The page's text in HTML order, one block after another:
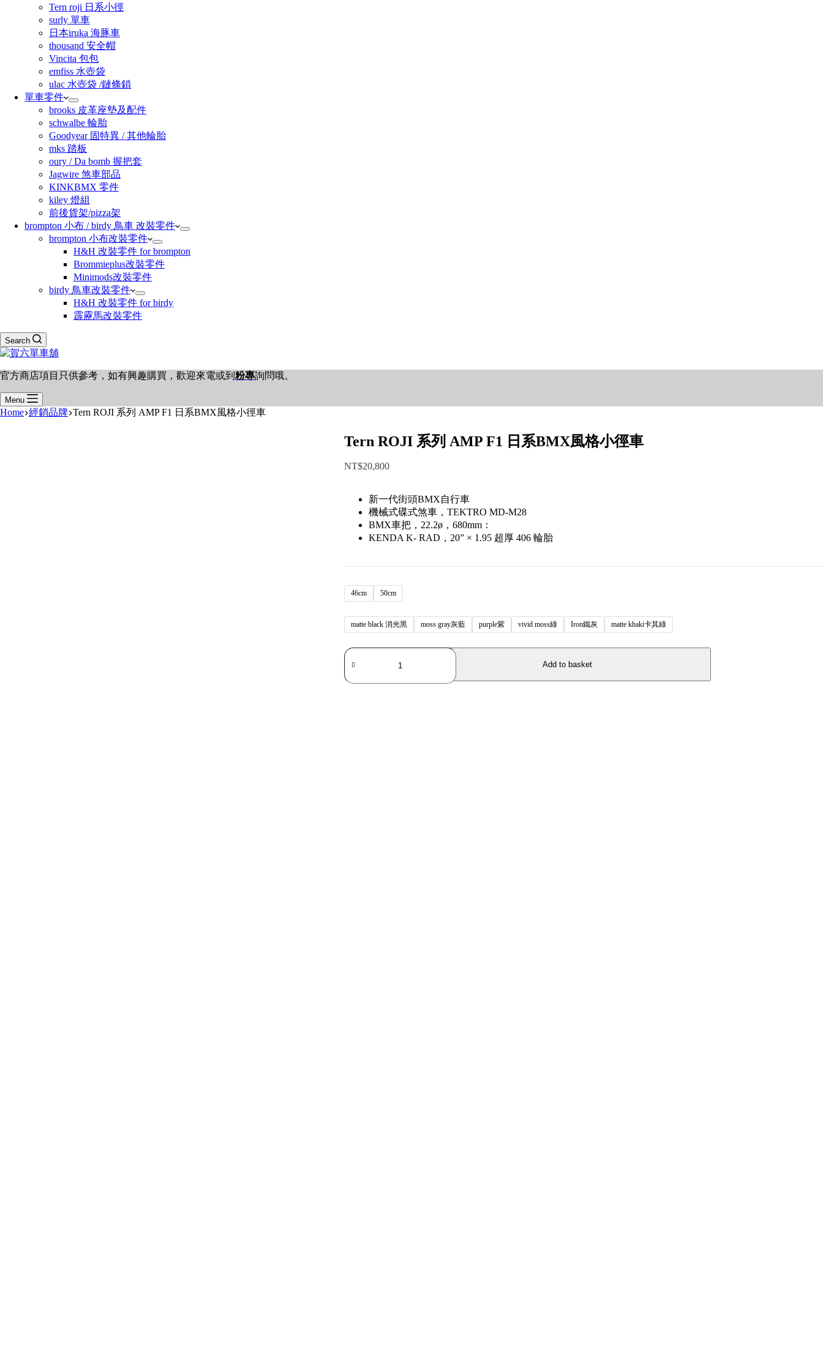
Tern roji 日系小徑
surly 單車
日本iruka 海豚車
thousand 安全帽
Vincita 包包
emfiss 水壺袋
ulac 水壺袋 /鏈條鎖
單車零件
brooks 皮革座墊及配件
schwalbe 輪胎
Goodyear 固特異 / 其他輪胎
mks 踏板
oury / Da bomb 握把套
Jagwire 煞車部品
KINKBMX 零件
kiley 燈組
前後貨架/pizza架
brompton 小布 / birdy 鳥車 改裝零件
brompton 小布改裝零件
H&H 改裝零件 for brompton
Brommieplus改裝零件
Minimods改裝零件
birdy 鳥車改裝零件
H&H 改裝零件 for birdy
霹靂馬改裝零件
Search
官方商店項目只供參考，如有興趣購買，歡迎來電或到 粉專詢問哦。
Menu
Home 經銷品牌 Tern ROJI 系列 AMP F1 日系BMX風格小徑車
Tern ROJI 系列 AMP F1 日系BMX風格小徑車
NT$20,800
新一代街頭BMX自行車
機械式碟式煞車，TEKTRO MD-M28
BMX車把，22.2ø，680mm：
KENDA K- RAD，20” × 1.95 超厚 406 輪胎
46cm 50cm
matte black 消光黑 moss gray灰藍 purple紫 vivid moss綠 Iron鐵灰 matte khaki卡其綠
Tern
ROJI
系
Add to basket